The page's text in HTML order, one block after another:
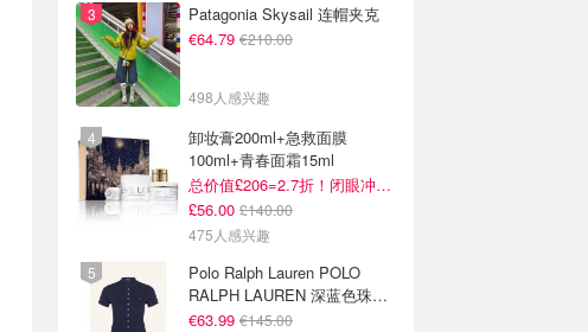
Patagonia Skysail 连帽夹克
€64.79 €210.00
498人感兴趣
卸妆膏200ml+急救面膜
100ml+青春面霜15ml
总价值£206=2.7折！闭眼冲这套！
£56.00 £140.00
475人感兴趣
Polo Ralph Lauren POLO
RALPH LAUREN 深蓝色珠地
布 Polo衫
€63.99 €145.00